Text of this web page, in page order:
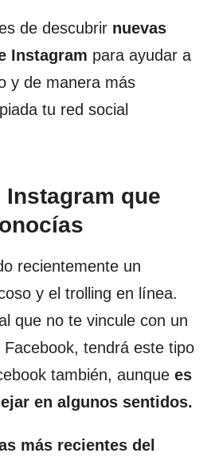
de descubrir nuevas
Instagram para ayudar a
y de manera más
tu red social
que
recientemente un
y el trolling en línea.
que no te vincule con un
tendrá este tipo
también, aunque es
en algunos sentidos.
más recientes del